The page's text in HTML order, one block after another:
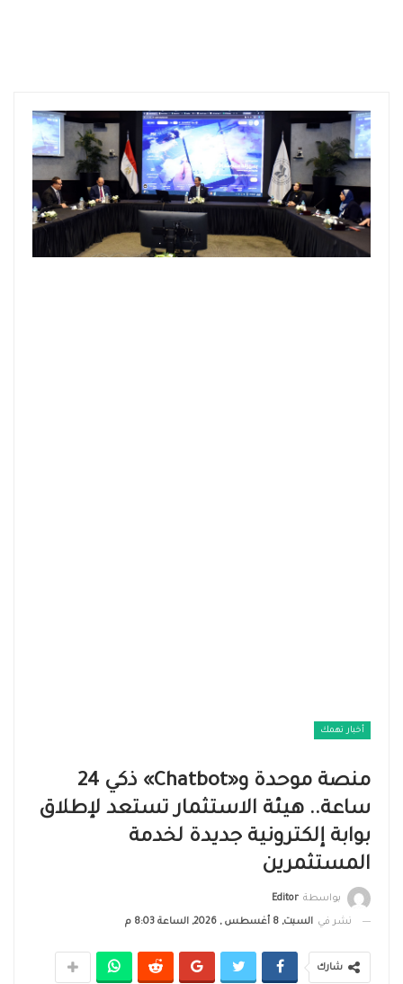
أخبار تهمك
منصة موحدة و«Chatbot» ذكي 24
ساعة.. هيئة الاستثمار تستعد لإطلاق
بوابة إلكترونية جديدة لخدمة
المستثمرين
بواسطة Editor
نشر في السبت, 8 أغسطس , 2026, الساعة 8:03 م
شارك